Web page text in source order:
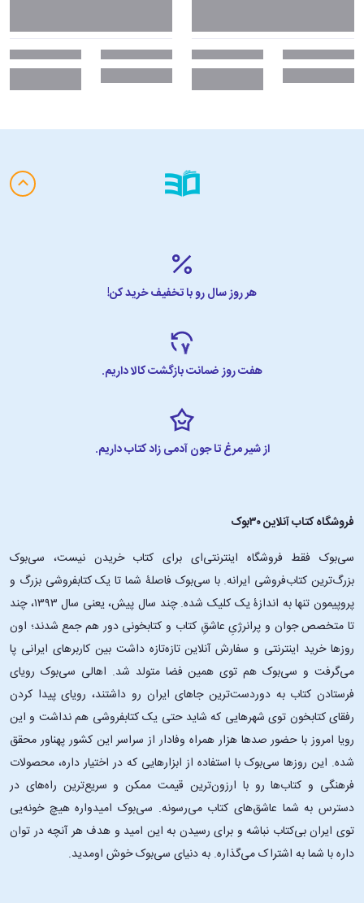
هر روز سال رو با تخفیف خرید کن!
هفت روز ضمانت بازگشت کالا داریم.
از شیر مرغ تا جون آدمی زاد کتاب داریم.
فروشگاه کتاب آنلاین ۳۰بوک
سی‌بوک فقط فروشگاه اینترنتی‌ای برای کتاب خریدن نیست، سی‌بوک
بزرگ‌ترین کتاب‌فروشی ایرانه. با سی‌بوک فاصلۀ شما تا یک کتابفروشی بزرگ و
پروپیمون تنها به اندازۀ یک کلیک شده. چند سال پیش، یعنی سال ۱۳۹۳، چند
تا متخصص جوان و پرانرژیِ عاشقِ کتاب و کتابخونی دور هم جمع شدند؛ اون‌
روزها خرید اینترنتی و سفارش آنلاین تازه‌تازه داشت بین کاربرهای ایرانی پا
می‌گرفت و سی‌بوک هم توی همین فضا متولد شد. اهالی سی‌بوک رویای
فرستادن کتاب به دوردست‌ترین جاهای ایران رو داشتند، رویای پیدا کردن
رفقای کتابخون توی شهرهایی که شاید حتی یک کتابفروشی هم نداشت و این
رویا امروز با حضور صدها هزار همراه وفادار از سراسر این کشور پهناور محقق
شده. این ‌روزها سی‌بوک با استفاده از ابزارهایی که در اختیار داره، محصولات
فرهنگی و کتاب‌ها رو با ارزون‌ترین قیمت ممکن و سریع‌ترین راه‌های در
دسترس به شما عاشق‌های کتاب می‌رسونه. سی‌بوک امیدواره هیچ خونه‌یی
توی ایران بی‌کتاب نباشه و برای رسیدن به این امید و هدف هر آنچه در توان
داره با شما به اشتراک می‌گذاره. به دنیای سی‌بوک خوش اومدید.